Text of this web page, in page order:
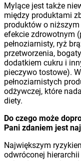
Mylące jest także
między produktami
produktów o
efekcie zdrowotnym
pełnoziarnisty, ryż
przetworzenia,
dodatkiem cukru i
pieczywo tostowe).
pełnoziarnistych
odżywczej, które
diety.
Do czego może
Pani zdaniem jest
Największym
odwróconej